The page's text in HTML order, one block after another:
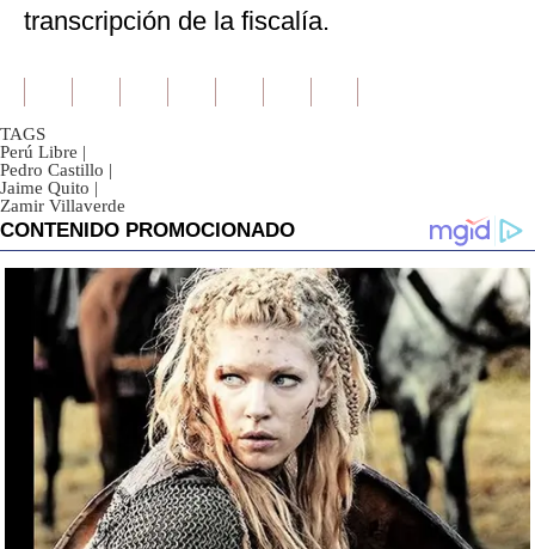
transcripción de la fiscalía.
TAGS
Perú Libre |
Pedro Castillo |
Jaime Quito |
Zamir Villaverde